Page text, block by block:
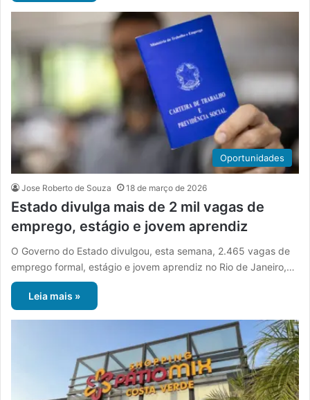
Oportunidades
Jose Roberto de Souza 18 de março de 2026
Estado divulga mais de 2 mil vagas de
emprego, estágio e jovem aprendiz
O Governo do Estado divulgou, esta semana, 2.465 vagas de
emprego formal, estágio e jovem aprendiz no Rio de Janeiro,…
Leia mais »